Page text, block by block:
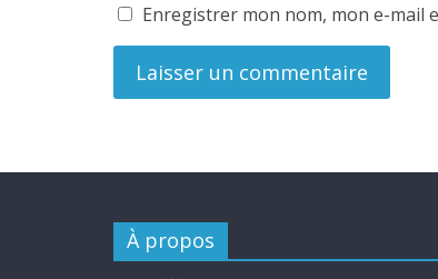
Enregistrer mon nom, mon e-mail
À propos